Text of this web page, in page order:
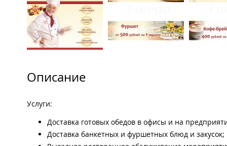
Описание
​Услуги:
Доставка готовых обедов в офисы и на
Доставка банкетных и фуршетных блюд и закусок;